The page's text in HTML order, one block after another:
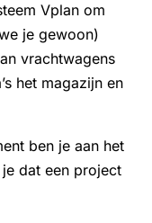
Vplan om
je gewoon)
vrachtwagens
het magazijn en
ben je aan het
dat een project